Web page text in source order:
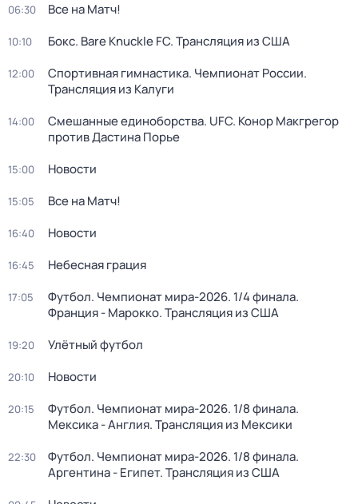
06:30 Все на Матч!
10:10 Бокс. Bare Knuckle FC. Трансляция из США
12:00
Спортивная гимнастика. Чемпионат России.
Трансляция из Калуги
14:00
Смешанные единоборства. UFC. Конор Макгрегор
против Дастина Порье
15:00 Новости
15:05 Все на Матч!
16:40 Новости
16:45 Небесная грация
17:05
Футбол. Чемпионат мира-2026. 1/4 финала.
Франция - Марокко. Трансляция из США
19:20 Улётный футбол
20:10 Новости
20:15
Футбол. Чемпионат мира-2026. 1/8 финала.
Мексика - Англия. Трансляция из Мексики
22:30
Футбол. Чемпионат мира-2026. 1/8 финала.
Аргентина - Египет. Трансляция из США